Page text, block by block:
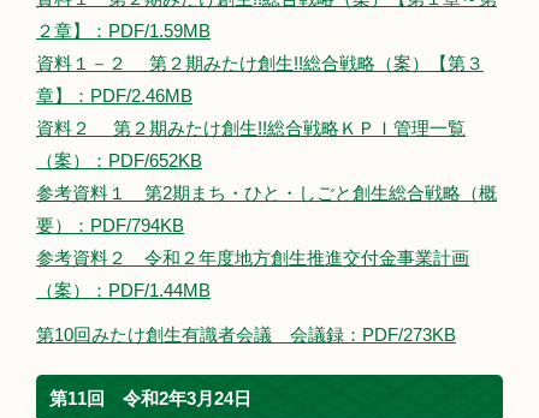
２章】：PDF/1.59MB
資料１－２ 第２期みたけ創生!!総合戦略（案）【第３
章】：PDF/2.46MB
資料２ 第２期みたけ創生!!総合戦略ＫＰＩ管理一覧
（案）：PDF/652KB
参考資料１ 第2期まち・ひと・しごと創生総合戦略（概
要）：PDF/794KB
参考資料２ 令和２年度地方創生推進交付金事業計画
（案）：PDF/1.44MB
第10回みたけ創生有識者会議 会議録：PDF/273KB
第11回 令和2年3月24日